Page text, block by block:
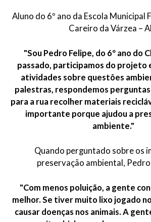
Aluno do 6º ano da Escola Municipal
Careiro da Várzea –
"Sou Pedro Felipe, do 6º ano do
passado, participamos do projeto
atividades sobre questões
palestras, respondemos
para a rua recolher materiais
importante porque ajudou a
ambiente."
Quando perguntado sobre os
preservação ambiental,
"Com menos poluição, a gente
melhor. Se tiver muito lixo jogado
causar doenças nos animais. A